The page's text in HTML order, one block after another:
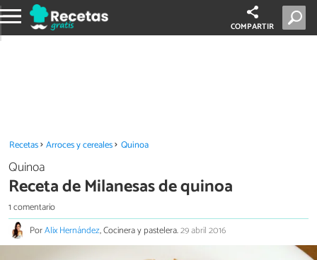
COMPARTIR
Recetas Arroces y cereales Quinoa
Quinoa
Receta de Milanesas de quinoa
1 comentario
PorAlix Hernández, Cocinera y pastelera.29 abril 2016